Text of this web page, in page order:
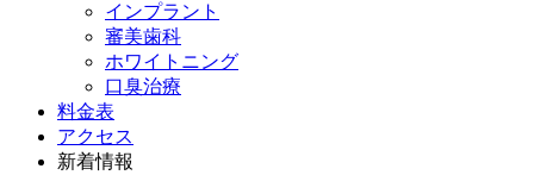
インプラント
審美歯科
ホワイトニング
口臭治療
料金表
アクセス
新着情報